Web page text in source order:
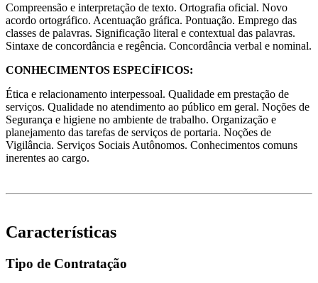
Compreensão e interpretação de texto. Ortografia oficial. Novo
acordo ortográfico. Acentuação gráfica. Pontuação. Emprego das
classes de palavras. Significação literal e contextual das palavras.
Sintaxe de concordância e regência. Concordância verbal e nominal.
CONHECIMENTOS ESPECÍFICOS:
Ética e relacionamento interpessoal. Qualidade em prestação de
serviços. Qualidade no atendimento ao público em geral. Noções de
Segurança e higiene no ambiente de trabalho. Organização e
planejamento das tarefas de serviços de portaria. Noções de
Vigilância. Serviços Sociais Autônomos. Conhecimentos comuns
inerentes ao cargo.
Características
Tipo de Contratação